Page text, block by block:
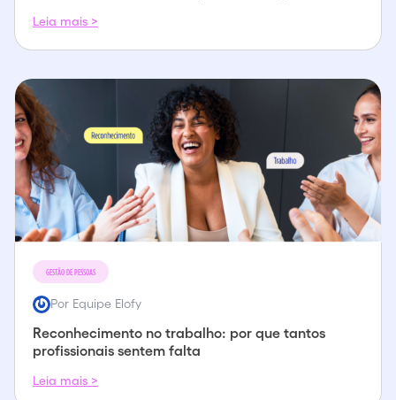
Leia mais >
GESTÃO DE PESSOAS
Por Equipe Elofy
Reconhecimento no trabalho: por que tantos
profissionais sentem falta
Leia mais >